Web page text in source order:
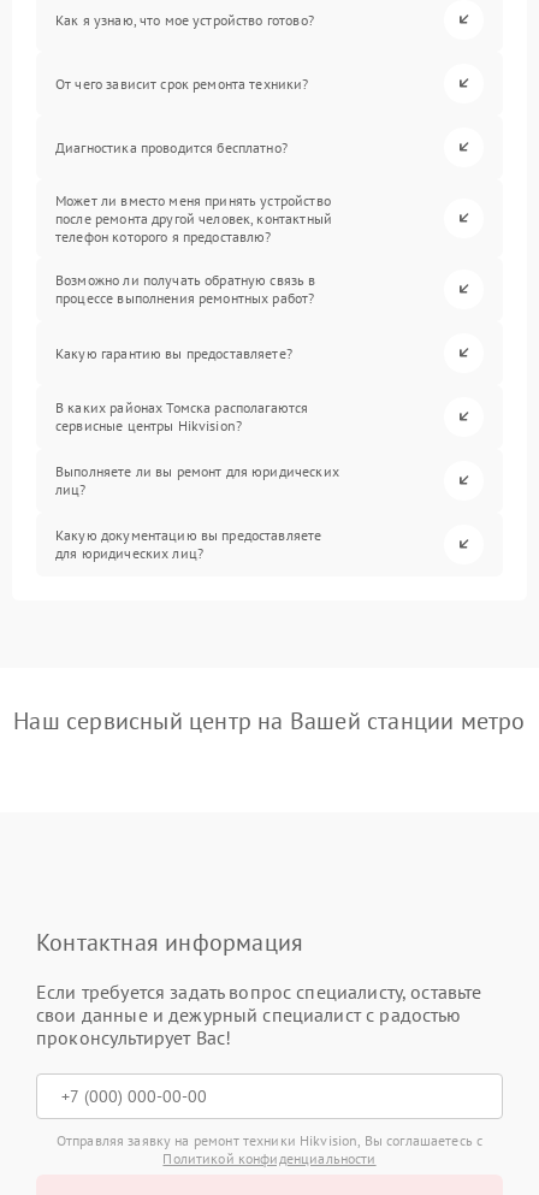
Как я узнаю, что мое устройство готово?
От чего зависит срок ремонта техники?
Диагностика проводится бесплатно?
Может ли вместо меня принять устройство
после ремонта другой человек, контактный
телефон которого я предоставлю?
Возможно ли получать обратную связь в
процессе выполнения ремонтных работ?
Какую гарантию вы предоставляете?
В каких районах Томска располагаются
сервисные центры Hikvision?
Выполняете ли вы ремонт для юридических
лиц?
Какую документацию вы предоставляете
для юридических лиц?
Наш сервисный центр на Вашей станции метро
Контактная информация
Если требуется задать вопрос специалисту, оставьте
свои данные и дежурный специалист с радостью
проконсультирует Вас!
Отправляя заявку на ремонт техники Hikvision, Вы соглашаетесь с
Политикой конфиденциальности